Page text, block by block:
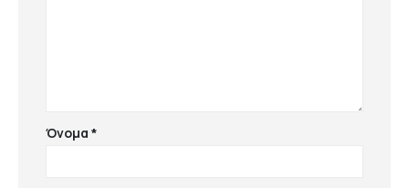
Όνομα*